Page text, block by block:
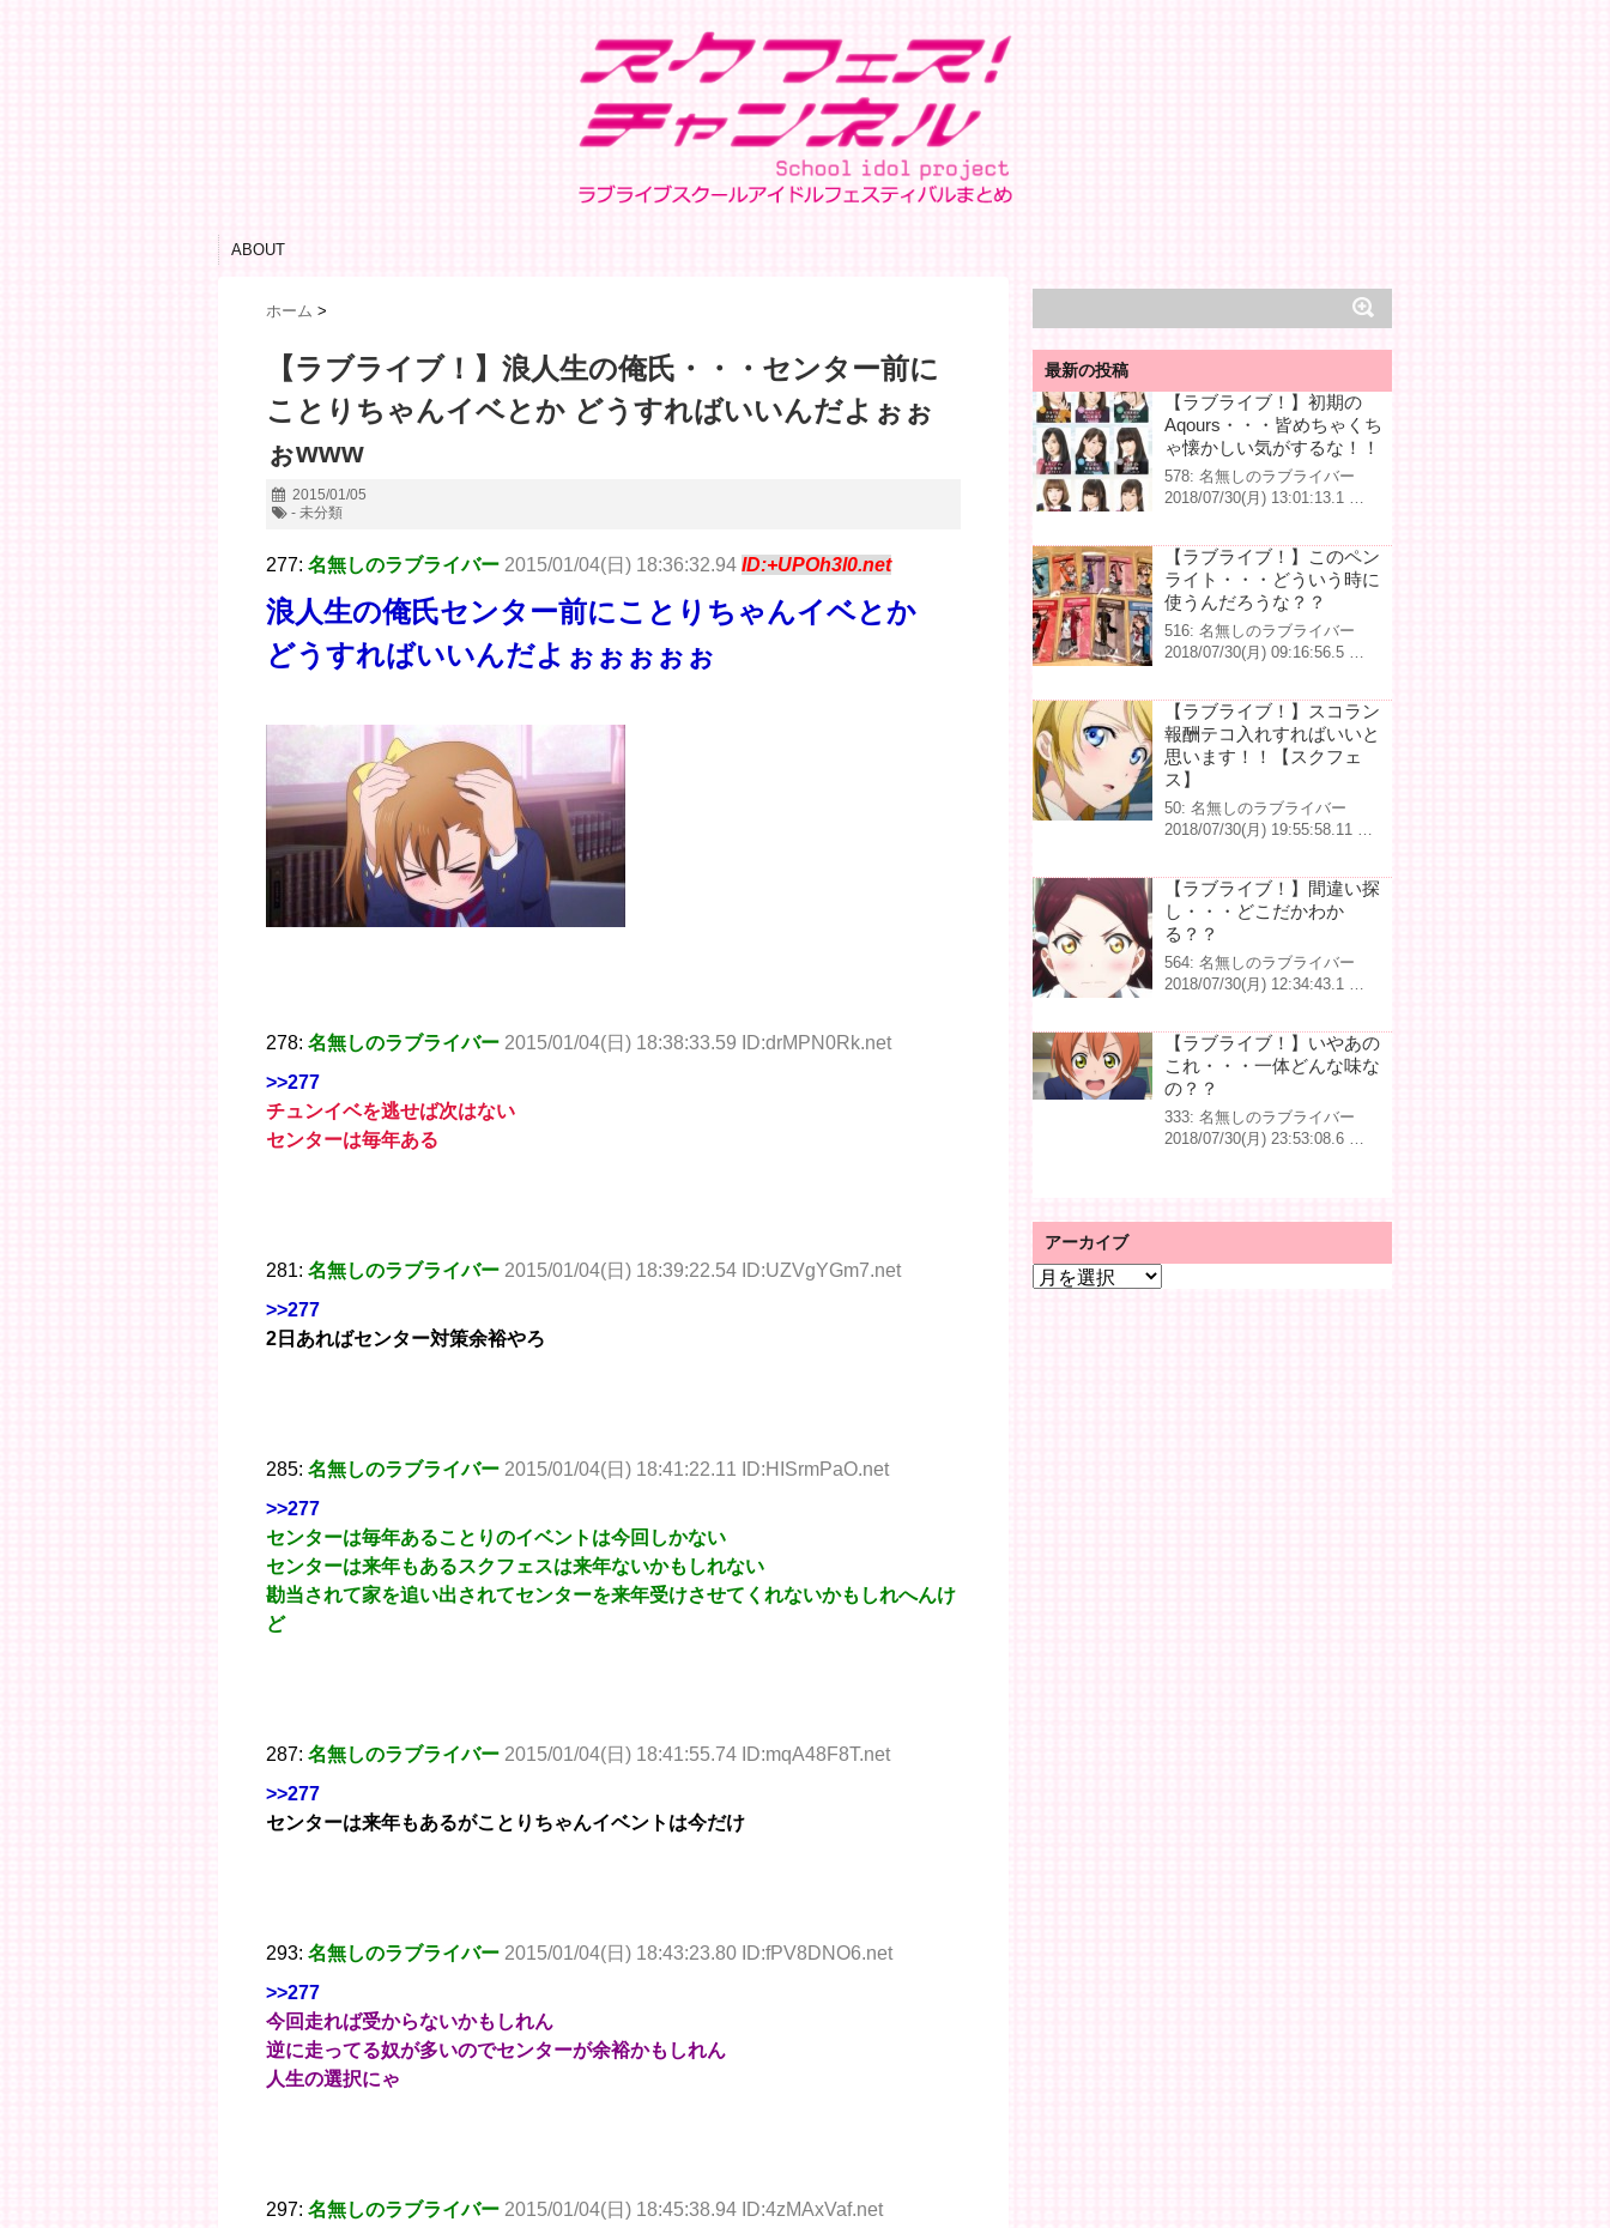
ABOUT
ホーム >
【ラブライブ！】浪人生の俺氏・・・センター前に
ことりちゃんイベとか どうすればいいんだよぉぉ
ぉwww
2015/01/05
- 未分類
277: 名無しのラブライバー 2015/01/04(日) 18:36:32.94 ID:+UPOh3l0.net
浪人生の俺氏センター前にことりちゃんイベとか
どうすればいいんだよぉぉぉぉぉ
278: 名無しのラブライバー 2015/01/04(日) 18:38:33.59 ID:drMPN0Rk.net
>>277
チュンイベを逃せば次はない
センターは毎年ある
281: 名無しのラブライバー 2015/01/04(日) 18:39:22.54 ID:UZVgYGm7.net
>>277
2日あればセンター対策余裕やろ
285: 名無しのラブライバー 2015/01/04(日) 18:41:22.11 ID:HISrmPaO.net
>>277
センターは毎年あることりのイベントは今回しかない
センターは来年もあるスクフェスは来年ないかもしれない
勘当されて家を追い出されてセンターを来年受けさせてくれないかもしれへんけ
ど
287: 名無しのラブライバー 2015/01/04(日) 18:41:55.74 ID:mqA48F8T.net
>>277
センターは来年もあるがことりちゃんイベントは今だけ
293: 名無しのラブライバー 2015/01/04(日) 18:43:23.80 ID:fPV8DNO6.net
>>277
今回走れば受からないかもしれん
逆に走ってる奴が多いのでセンターが余裕かもしれん
人生の選択にゃ
297: 名無しのラブライバー 2015/01/04(日) 18:45:38.94 ID:4zMAxVaf.net
最新の投稿
【ラブライブ！】初期の
Aqours・・・皆めちゃくち
ゃ懐かしい気がするな！！
578: 名無しのラブライバー
2018/07/30(月) 13:01:13.1 …
【ラブライブ！】このペン
ライト・・・どういう時に
使うんだろうな？？
516: 名無しのラブライバー
2018/07/30(月) 09:16:56.5 …
【ラブライブ！】スコラン
報酬テコ入れすればいいと
思います！！【スクフェ
ス】
50: 名無しのラブライバー
2018/07/30(月) 19:55:58.11 …
【ラブライブ！】間違い探
し・・・どこだかわか
る？？
564: 名無しのラブライバー
2018/07/30(月) 12:34:43.1 …
【ラブライブ！】いやあの
これ・・・一体どんな味な
の？？
333: 名無しのラブライバー
2018/07/30(月) 23:53:08.6 …
アーカイブ
ア